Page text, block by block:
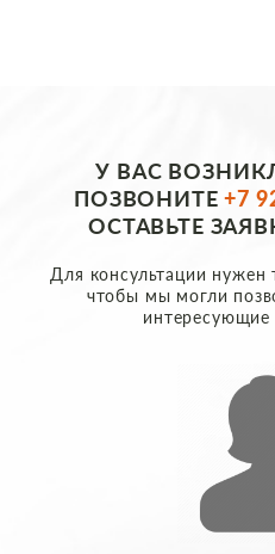
У ВАС
ПОЗВОНИТЕ+7
ОСТАВЬТЕ
Для консультации нужен
чтобы мы могли